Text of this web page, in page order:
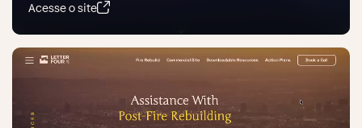
Acesse o site